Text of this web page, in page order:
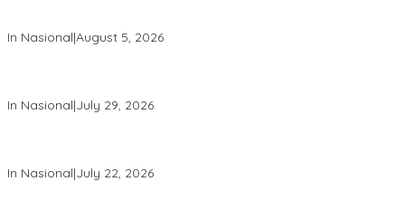
In Nasional|August 5, 2026
In Nasional|July 29, 2026
In Nasional|July 22, 2026